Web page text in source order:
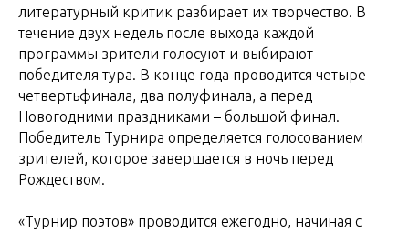
литературный критик разбирает их творчество. В
течение двух недель после выхода каждой
программы зрители голосуют и выбирают
победителя тура. В конце года проводится четыре
четвертьфинала, два полуфинала, а перед
Новогодними праздниками – большой финал.
Победитель Турнира определяется голосованием
зрителей, которое завершается в ночь перед
Рождеством.
«Турнир поэтов» проводится ежегодно, начиная с